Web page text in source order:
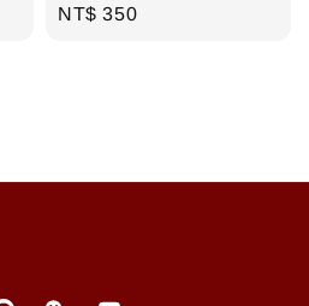
Regular
NT$ 350